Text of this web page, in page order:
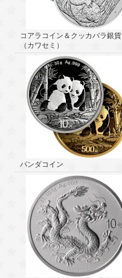
コアラコイン＆クッカバラ銀貨
（カワセミ）
パンダコイン